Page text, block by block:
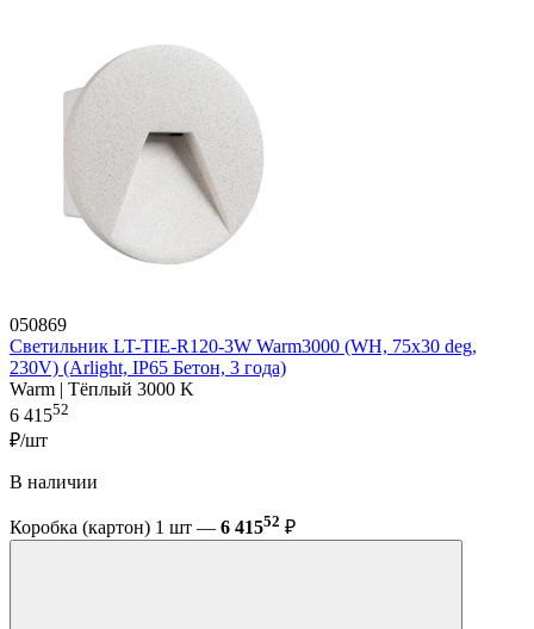
050869
Светильник LT-TIE-R120-3W Warm3000 (WH, 75x30 deg,
230V) (Arlight, IP65 Бетон, 3 года)
Warm | Тёплый 3000 K
6 41552
₽/шт
В наличии
Коробка (картон) 1 шт — 6 41552 ₽